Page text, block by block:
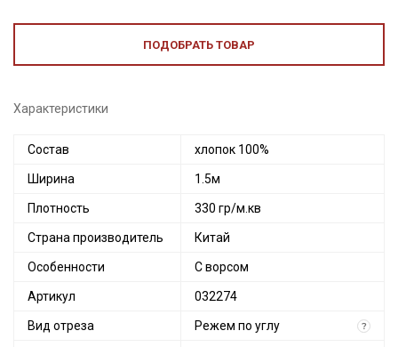
ПОДОБРАТЬ ТОВАР
Характеристики
Состав хлопок 100%
Ширина 1.5м
Плотность 330 гр/м.кв
Страна производитель Китай
Особенности С ворсом
Артикул 032274
Вид отреза Режем по углу ?